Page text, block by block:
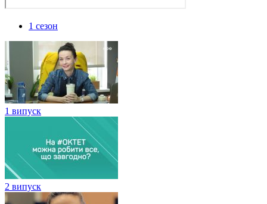
1 сезон
1 випуск
2 випуск